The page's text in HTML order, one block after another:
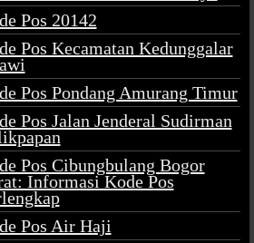
Pos 20142
Pos Kecamatan Kedunggalar
Pos Pondang Amurang Timur
Pos Jalan Jenderal Sudirman
Pos Cibungbulang Bogor
Informasi Kode Pos
Pos Air Haji